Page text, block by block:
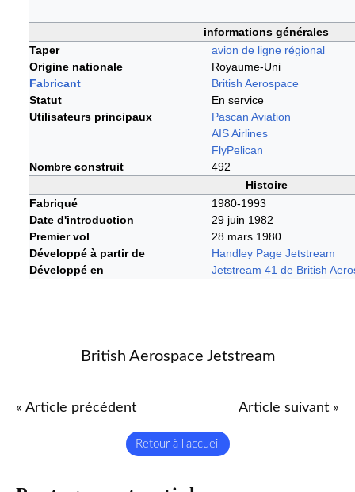
informations générales
Taper
avion de ligne régional
Origine nationale
Royaume-Uni
Fabricant
British Aerospace
Statut
En service
Utilisateurs principaux
Pascan Aviation
AIS Airlines
FlyPelican
Nombre construit
492
Histoire
Fabriqué
1980-1993
Date d'introduction
29 juin 1982
Premier vol
28 mars 1980
Développé à partir de
Handley Page Jetstream
Développé en
Jetstream 41 de British
British Aerospace Jetstream
« Article précédent Article suivant »
Retour à l'accueil